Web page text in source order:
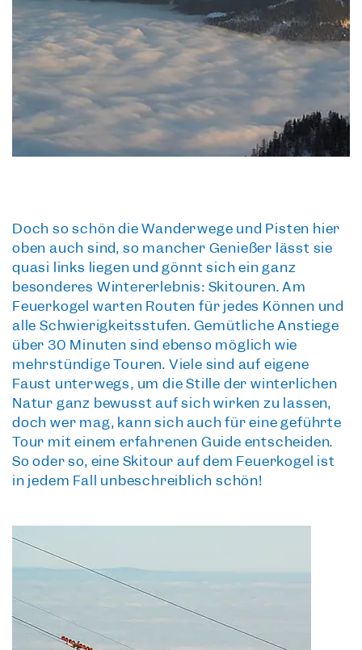
Doch so schön die Wanderwege und Pisten hier
oben auch sind, so mancher Genießer lässt sie
quasi links liegen und gönnt sich ein ganz
besonderes Wintererlebnis: Skitouren. Am
Feuerkogel warten Routen für jedes Können und
alle Schwierigkeitsstufen. Gemütliche Anstiege
über 30 Minuten sind ebenso möglich wie
mehrstündige Touren. Viele sind auf eigene
Faust unterwegs, um die Stille der winterlichen
Natur ganz bewusst auf sich wirken zu lassen,
doch wer mag, kann sich auch für eine geführte
Tour mit einem erfahrenen Guide entscheiden.
So oder so, eine Skitour auf dem Feuerkogel ist
in jedem Fall unbeschreiblich schön!